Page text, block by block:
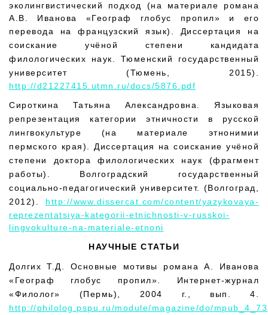
эколингвистический подход (на материале романа
А.В. Иванова «Географ глобус пропил» и его
перевода на французский язык)
. Диссертация на
соискание учёной степени кандидата
филологических наук. Тюменский государственный
университет (Тюмень, 2015).
http://d21227415.utmn.ru/docs/5876.pdf
Сироткина Татьяна Александровна. Языковая
репрезентация категории этничности в русской
лингвокультуре (на материале этнонимии
пермского края). Диссертация на соискание учёной
степени доктора филологических наук (фрагмент
работы). Волгоградский государственный
социально-педагогический университет. (Волгоград,
2012). http://www.dissercat.com/content/yazykovaya-
reprezentatsiya-kategorii-etnichnosti-v-russkoi-
lingvokulture-na-materiale-etnoni
НАУЧНЫЕ СТАТЬИ
Долгих Т.Д. Основные мотивы романа А. Иванова
«Географ глобус пропил». Интернет-журнал
«Филолог» (Пермь), 2004 г., вып. 4.
http://philolog.pspu.ru/module/magazine/do/mpub_4_73